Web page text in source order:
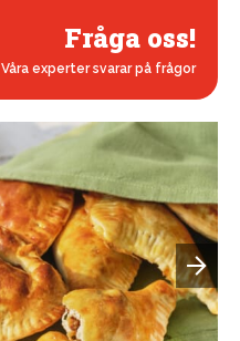
Fråga oss!
Våra experter svarar på frågor